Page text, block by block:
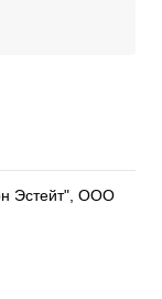
Эстейт", ООО